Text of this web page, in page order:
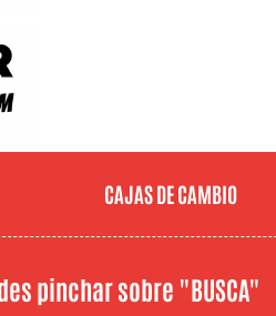
CAJAS DE CAMBIO
pinchar sobre "BUSCA"